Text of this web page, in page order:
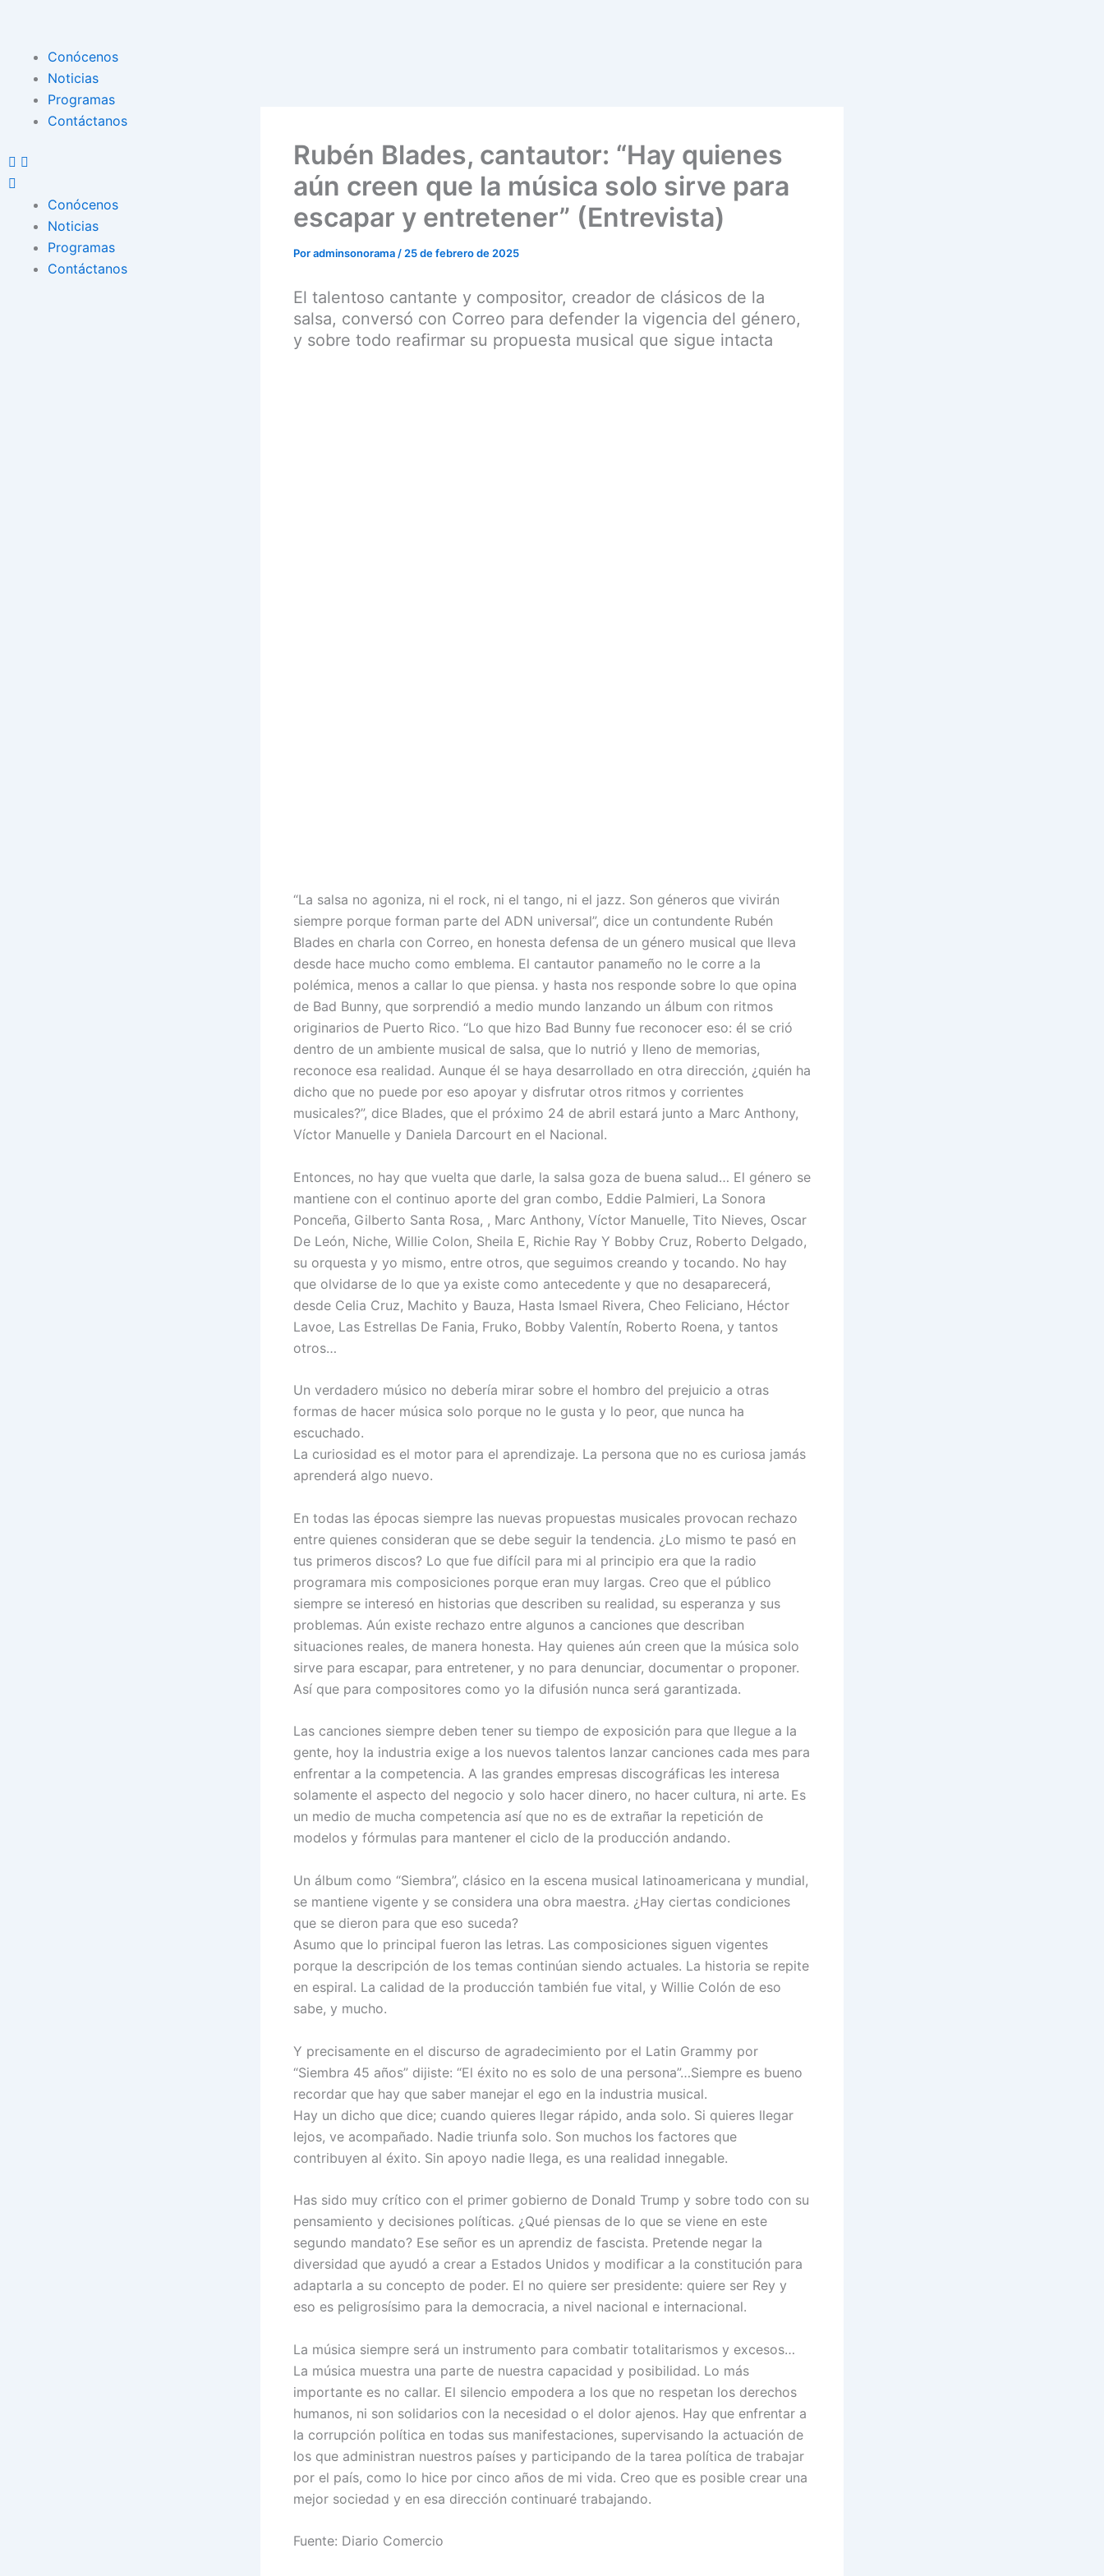
contenidoConócenos
Noticias
Programas
Contáctanos
Menu
Conócenos
Noticias
Programas
Contáctanos
Rubén Blades, cantautor: “Hay quienes
aún creen que la música solo sirve para
escapar y entretener” (Entrevista)
Poradminsonorama / 25 de febrero de 2025
El talentoso cantante y compositor, creador de clásicos de la
salsa, conversó con Correo para defender la vigencia del género,
y sobre todo reafirmar su propuesta musical que sigue intacta
“La salsa no agoniza, ni el rock, ni el tango, ni el jazz. Son géneros que vivirán
siempre porque forman parte del ADN universal”, dice un contundente Rubén
Blades en charla con Correo, en honesta defensa de un género musical que lleva
desde hace mucho como emblema. El cantautor panameño no le corre a la
polémica, menos a callar lo que piensa. y hasta nos responde sobre lo que opina
de Bad Bunny, que sorprendió a medio mundo lanzando un álbum con ritmos
originarios de Puerto Rico. “Lo que hizo Bad Bunny fue reconocer eso: él se crió
dentro de un ambiente musical de salsa, que lo nutrió y lleno de memorias,
reconoce esa realidad. Aunque él se haya desarrollado en otra dirección, ¿quién ha
dicho que no puede por eso apoyar y disfrutar otros ritmos y corrientes
musicales?”, dice Blades, que el próximo 24 de abril estará junto a Marc Anthony,
Víctor Manuelle y Daniela Darcourt en el Nacional.
Entonces, no hay que vuelta que darle, la salsa goza de buena salud… El género se
mantiene con el continuo aporte del gran combo, Eddie Palmieri, La Sonora
Ponceña, Gilberto Santa Rosa, , Marc Anthony, Víctor Manuelle, Tito Nieves, Oscar
De León, Niche, Willie Colon, Sheila E, Richie Ray Y Bobby Cruz, Roberto Delgado,
su orquesta y yo mismo, entre otros, que seguimos creando y tocando. No hay
que olvidarse de lo que ya existe como antecedente y que no desaparecerá,
desde Celia Cruz, Machito y Bauza, Hasta Ismael Rivera, Cheo Feliciano, Héctor
Lavoe, Las Estrellas De Fania, Fruko, Bobby Valentín, Roberto Roena, y tantos
otros…
Un verdadero músico no debería mirar sobre el hombro del prejuicio a otras
formas de hacer música solo porque no le gusta y lo peor, que nunca ha
escuchado.
La curiosidad es el motor para el aprendizaje. La persona que no es curiosa jamás
aprenderá algo nuevo.
En todas las épocas siempre las nuevas propuestas musicales provocan rechazo
entre quienes consideran que se debe seguir la tendencia. ¿Lo mismo te pasó en
tus primeros discos? Lo que fue difícil para mi al principio era que la radio
programara mis composiciones porque eran muy largas. Creo que el público
siempre se interesó en historias que describen su realidad, su esperanza y sus
problemas. Aún existe rechazo entre algunos a canciones que describan
situaciones reales, de manera honesta. Hay quienes aún creen que la música solo
sirve para escapar, para entretener, y no para denunciar, documentar o proponer.
Así que para compositores como yo la difusión nunca será garantizada.
Las canciones siempre deben tener su tiempo de exposición para que llegue a la
gente, hoy la industria exige a los nuevos talentos lanzar canciones cada mes para
enfrentar a la competencia. A las grandes empresas discográficas les interesa
solamente el aspecto del negocio y solo hacer dinero, no hacer cultura, ni arte. Es
un medio de mucha competencia así que no es de extrañar la repetición de
modelos y fórmulas para mantener el ciclo de la producción andando.
Un álbum como “Siembra”, clásico en la escena musical latinoamericana y mundial,
se mantiene vigente y se considera una obra maestra. ¿Hay ciertas condiciones
que se dieron para que eso suceda?
Asumo que lo principal fueron las letras. Las composiciones siguen vigentes
porque la descripción de los temas continúan siendo actuales. La historia se repite
en espiral. La calidad de la producción también fue vital, y Willie Colón de eso
sabe, y mucho.
Y precisamente en el discurso de agradecimiento por el Latin Grammy por
“Siembra 45 años” dijiste: “El éxito no es solo de una persona”…Siempre es bueno
recordar que hay que saber manejar el ego en la industria musical.
Hay un dicho que dice; cuando quieres llegar rápido, anda solo. Si quieres llegar
lejos, ve acompañado. Nadie triunfa solo. Son muchos los factores que
contribuyen al éxito. Sin apoyo nadie llega, es una realidad innegable.
Has sido muy crítico con el primer gobierno de Donald Trump y sobre todo con su
pensamiento y decisiones políticas. ¿Qué piensas de lo que se viene en este
segundo mandato? Ese señor es un aprendiz de fascista. Pretende negar la
diversidad que ayudó a crear a Estados Unidos y modificar a la constitución para
adaptarla a su concepto de poder. El no quiere ser presidente: quiere ser Rey y
eso es peligrosísimo para la democracia, a nivel nacional e internacional.
La música siempre será un instrumento para combatir totalitarismos y excesos…
La música muestra una parte de nuestra capacidad y posibilidad. Lo más
importante es no callar. El silencio empodera a los que no respetan los derechos
humanos, ni son solidarios con la necesidad o el dolor ajenos. Hay que enfrentar a
la corrupción política en todas sus manifestaciones, supervisando la actuación de
los que administran nuestros países y participando de la tarea política de trabajar
por el país, como lo hice por cinco años de mi vida. Creo que es posible crear una
mejor sociedad y en esa dirección continuaré trabajando.
Fuente: Diario Comercio